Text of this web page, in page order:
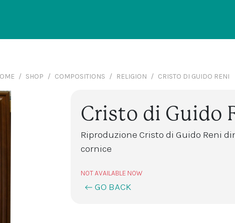
SHOP COMPOSITIONS RELIGION CRISTO DI GUIDO RENI
Cristo di Guido
Riproduzione Cristo di Guido Reni
cornice
NOT AVAILABLE NOW
GO BACK